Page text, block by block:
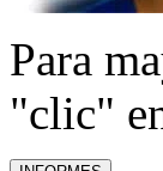
Para
"clic"